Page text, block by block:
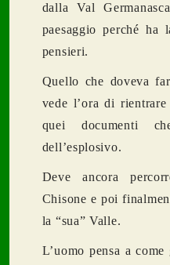
dalla Val
paesaggio perché ha
pensieri.
Quello che doveva
vede l’ora di
quei documenti
dell’esplosivo.
Deve ancora
Chisone e poi
la “sua” Valle.
L’uomo pensa a